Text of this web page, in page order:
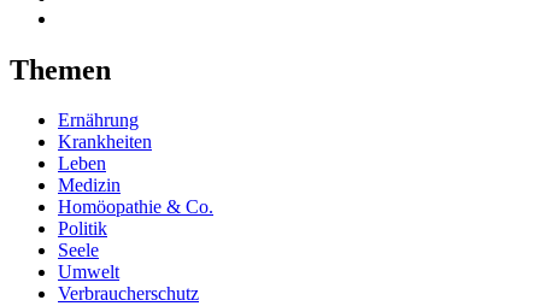
Themen
Ernährung
Krankheiten
Leben
Medizin
Homöopathie & Co.
Politik
Seele
Umwelt
Verbraucherschutz